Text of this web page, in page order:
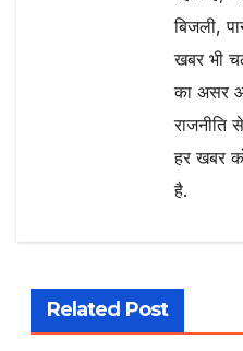
बिजली,
खबर भी
का असर
राजनीति
हर खबर
है.
Related Post